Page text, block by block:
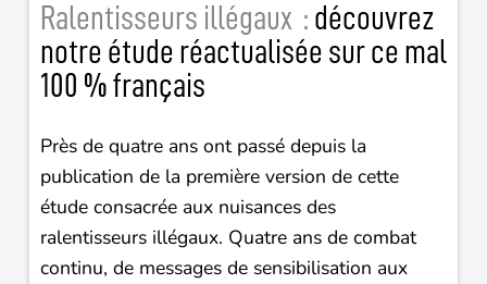
Ralentisseurs illégaux : découvrez
notre étude réactualisée sur ce mal
100 % français
Près de quatre ans ont passé depuis la
publication de la première version de cette
étude consacrée aux nuisances des
ralentisseurs illégaux. Quatre ans de combat
continu, de messages de sensibilisation aux